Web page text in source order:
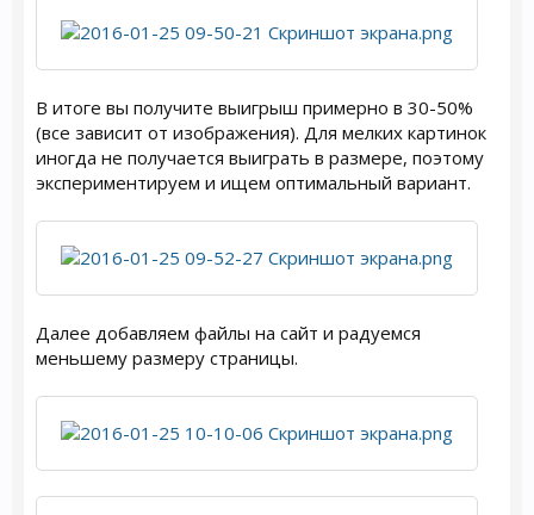
В итоге вы получите выигрыш примерно в 30-50%
(все зависит от изображения). Для мелких картинок
иногда не получается выиграть в размере, поэтому
экспериментируем и ищем оптимальный вариант.
Далее добавляем файлы на сайт и радуемся
меньшему размеру страницы.